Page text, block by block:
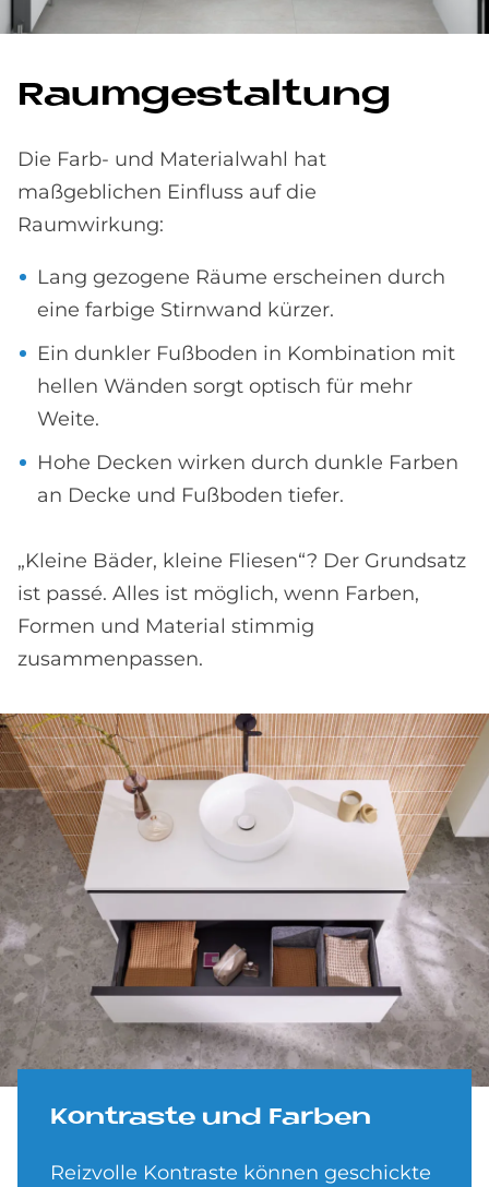
Raum­ge­stal­tung
Die Farb- und Materialwahl hat
maßgeblichen Einfluss auf die
Raumwirkung:
Lang gezogene Räume erscheinen durch
eine farbige Stirnwand kürzer.
Ein dunkler Fußboden in Kombination mit
hellen Wänden sorgt optisch für mehr
Weite.
Hohe Decken wirken durch dunkle Farben
an Decke und Fußboden tiefer.
„Kleine Bäder, kleine Fliesen“? Der Grundsatz
ist passé. Alles ist möglich, wenn Farben,
Formen und Material stimmig
zusammenpassen.
Kon­tra­ste und Far­ben
Reizvolle Kontraste können geschickte